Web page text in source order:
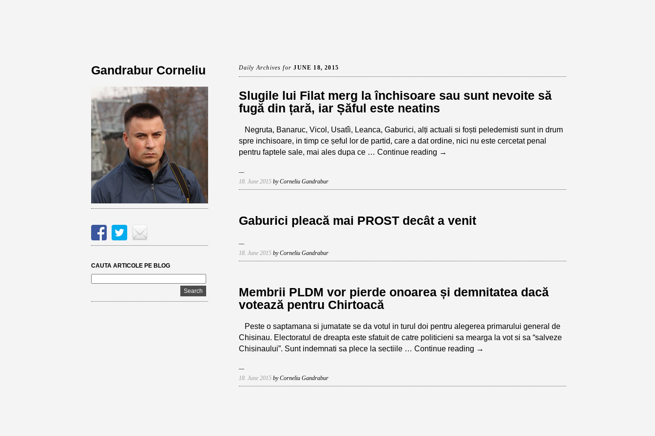
Gandrabur Corneliu
CAUTA ARTICOLE PE BLOG
Daily Archives forJUNE 18, 2015
Slugile lui Filat merg la închisoare sau sunt nevoite să
fugă din țară, iar Șăful este neatins
Negruta, Banaruc, Vicol, Usatîi, Leanca, Gaburici, alți actuali si foști peledemisti sunt in drum
spre inchisoare, in timp ce șeful lor de partid, care a dat ordine, nici nu este cercetat penal
pentru faptele sale, mai ales dupa ce … Continue reading →
18. June 2015by Corneliu Gandrabur
Gaburici pleacă mai PROST decât a venit
18. June 2015by Corneliu Gandrabur
Membrii PLDM vor pierde onoarea și demnitatea dacă
votează pentru Chirtoacă
Peste o saptamana si jumatate se da votul in turul doi pentru alegerea primarului general de
Chisinau. Electoratul de dreapta este sfatuit de catre politicieni sa mearga la vot si sa “salveze
Chisinaului”. Sunt indemnati sa plece la sectiile … Continue reading →
18. June 2015by Corneliu Gandrabur